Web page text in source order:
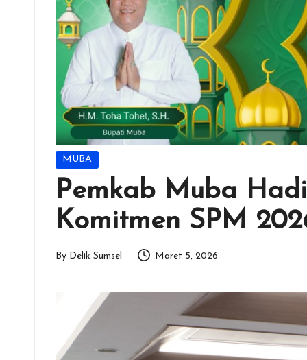
Posted
in
MUBA
Pemkab Muba
Komitmen SPM
Posted
By Delik Sumsel Maret 5, 2026